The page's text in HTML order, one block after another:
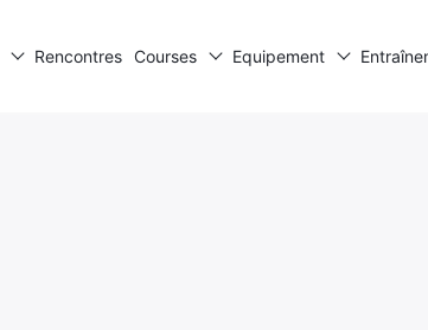
Rencontres Courses Equipement